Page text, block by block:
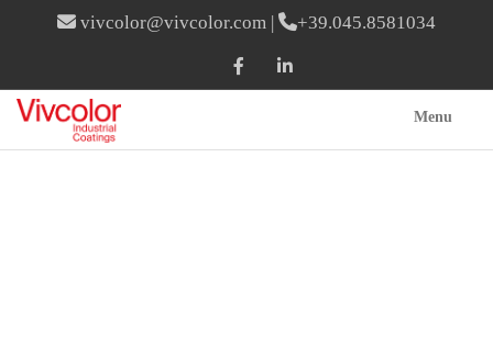
vivcolor@vivcolor.com | +39.045.8581034
Menu